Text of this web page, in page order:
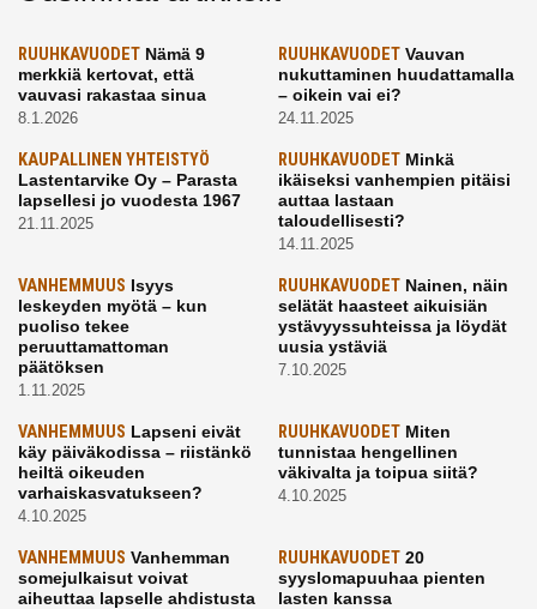
RUUHKAVUODET Nämä 9
merkkiä kertovat, että
vauvasi rakastaa sinua
8.1.2026
RUUHKAVUODETVauvan
nukuttaminen huudattamalla
– oikein vai ei?
24.11.2025
KAUPALLINEN YHTEISTYÖ
Lastentarvike Oy – Parasta
lapsellesi jo vuodesta 1967
21.11.2025
RUUHKAVUODETMinkä
ikäiseksi vanhempien pitäisi
auttaa lastaan
taloudellisesti?
14.11.2025
VANHEMMUUS Isyys
leskeyden myötä – kun
puoliso tekee
peruuttamattoman
päätöksen
1.11.2025
RUUHKAVUODETNainen, näin
selätät haasteet aikuisiän
ystävyyssuhteissa ja löydät
uusia ystäviä
7.10.2025
VANHEMMUUS Lapseni eivät
käy päiväkodissa – riistänkö
heiltä oikeuden
varhaiskasvatukseen?
4.10.2025
RUUHKAVUODETMiten
tunnistaa hengellinen
väkivalta ja toipua siitä?
4.10.2025
VANHEMMUUS Vanhemman
somejulkaisut voivat
aiheuttaa lapselle ahdistusta
RUUHKAVUODET20
syyslomapuuhaa pienten
lasten kanssa